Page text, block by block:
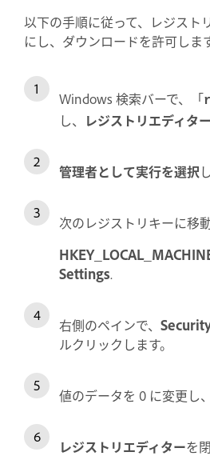
以下の手順に従って、レジスト
にし、ダウンロードを許可しま
Windows 検索バーで、「
し、 レジストリエディター
管理者として実行を選択
次のレジストリキーに移
Settings.
右側のペインで、
ルクリックします。
値のデータを 0 に変更し、
レジストリエディターを